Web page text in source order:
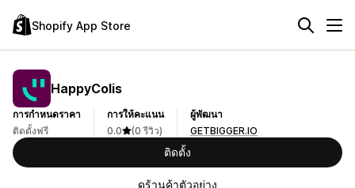
Shopify App Store
HappyColis
การกำหนดราคา
ติดตั้งฟรี
การให้คะแนน
0.0
(0 รีวิว)
ผู้พัฒนา
GETBIGGER.IO
ติดตั้ง
ดูร้านค้าตัวอย่าง